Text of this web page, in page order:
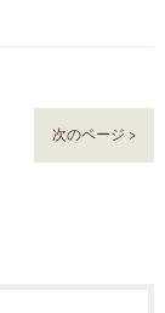
次のページ >